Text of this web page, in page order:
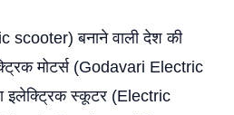
scooter) बनाने वाली देश की
मोटर्स (Godavari Electric
इलेक्ट्रिक स्कूटर (Electric